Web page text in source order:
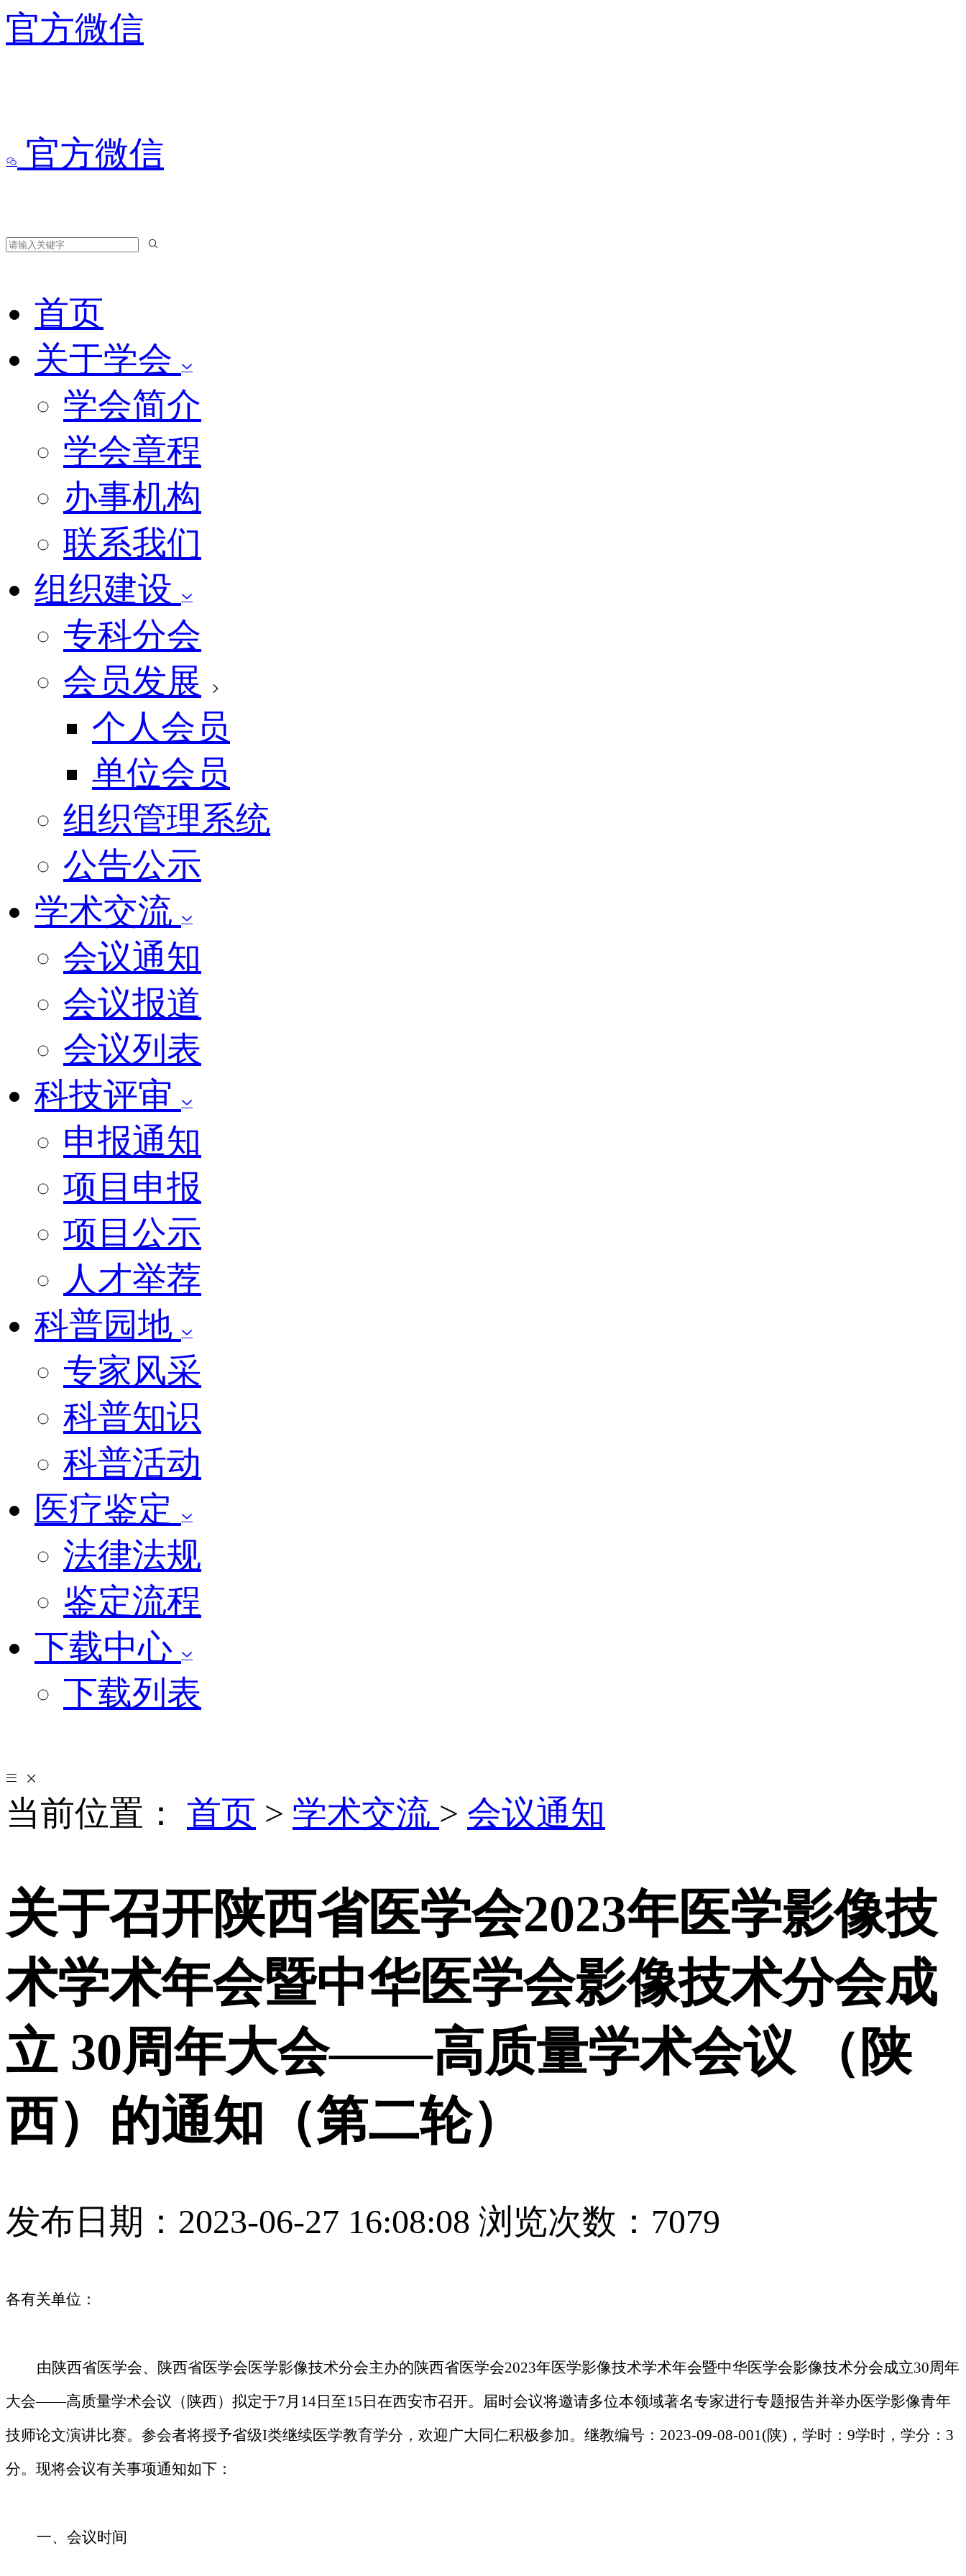
官方微信
官方微信
首页
关于学会
学会简介
学会章程
办事机构
联系我们
组织建设
专科分会
会员发展
个人会员
单位会员
组织管理系统
公告公示
学术交流
会议通知
会议报道
会议列表
科技评审
申报通知
项目申报
项目公示
人才举荐
科普园地
专家风采
科普知识
科普活动
医疗鉴定
法律法规
鉴定流程
下载中心
下载列表
当前位置： 首页 > 学术交流 > 会议通知
关于召开陕西省医学会2023年医学影像技
术学术年会暨中华医学会影像技术分会成
立 30周年大会——高质量学术会议 （陕
西）的通知（第二轮）
发布日期：2023-06-27 16:08:08 浏览次数：7079
各有关单位：
由陕西省医学会、陕西省医学会医学影像技术分会主办的陕西省医学会2023年医学影像技术学术年会暨中华医学会影像技术分会成立30周年
大会——高质量学术会议（陕西）拟定于7月14日至15日在西安市召开。届时会议将邀请多位本领域著名专家进行专题报告并举办医学影像青年
技师论文演讲比赛。参会者将授予省级I类继续医学教育学分，欢迎广大同仁积极参加。 继教编号： 2023-09-08-001(陕) ， 学时： 9学时，学分： 3
分。 现将会议有关事项通知如下：
一、 会议时间